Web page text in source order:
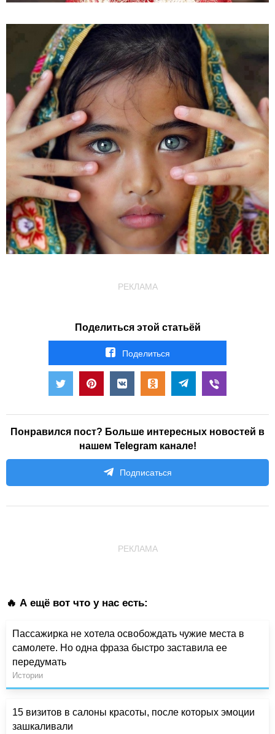
РЕКЛАМА
Поделиться этой статьёй
Поделиться
Понравился пост? Больше интересных новостей в
нашем Telegram канале!
Подписаться
РЕКЛАМА
🔥 А ещё вот что у нас есть:
Пассажирка не хотела освобождать чужие места в
самолете. Но одна фраза быстро заставила ее
передумать
Истории
15 визитов в салоны красоты, после которых эмоции
зашкаливали